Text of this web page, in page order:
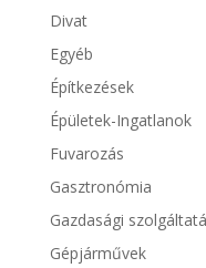
Divat
Egyéb
Építkezések
Épületek-Ingatlanok
Fuvarozás
Gasztronómia
Gazdasági
Gépjárművek